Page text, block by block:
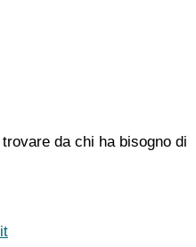
da chi ha bisogno di